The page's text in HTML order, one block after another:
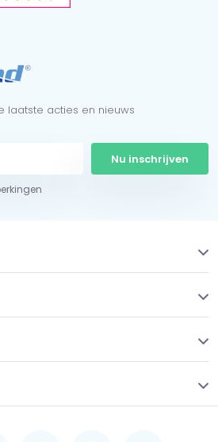
laatste acties en nieuws
Nu inschrijven